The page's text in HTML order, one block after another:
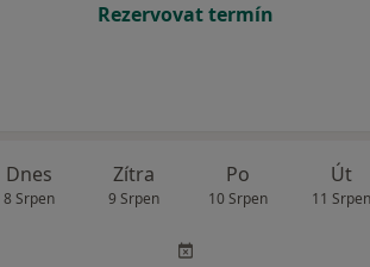
Rezervovat termín
Dnes
8 Srpen
Zítra
9 Srpen
Po
10 Srpen
Út
11 Srpen